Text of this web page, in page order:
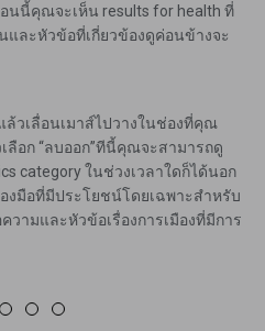
อนนี้คุณจะเห็น results for health ที่
และหัวข้อที่เกี่ยวข้องดูค่อนข้างจะ
วเลื่อนเมาส์ไปวางในช่องที่คุณ
ลือก “ลบออก”ทีนี้คุณจะสามารถดู
category ในช่วงเวลาใดก็ได้นอก
งมือที่มีประโยชน์โดยเฉพาะสำหรับ
ามและหัวข้อเรื่องการเมืองที่มีการ